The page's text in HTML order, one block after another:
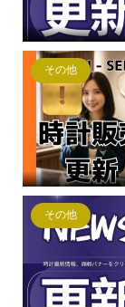
その他
その他